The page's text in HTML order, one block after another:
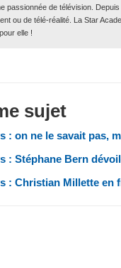
passionnée de télévision.
ou de télé-réalité. La Star
elle !
sujet
: on ne le savait pas,
: Stéphane Bern
: Christian Millette